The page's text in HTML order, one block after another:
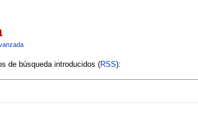
de búsqueda introducidos (RSS):